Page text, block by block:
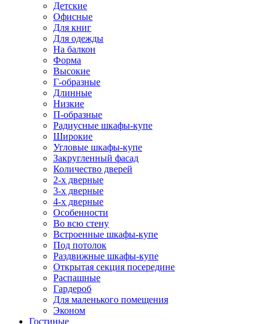
Детские
Офисные
Для книг
Для одежды
На балкон
Форма
Высокие
Г-образные
Длинные
Низкие
П-образные
Радиусные шкафы-купе
Широкие
Угловые шкафы-купе
Закругленный фасад
Количество дверей
2-х дверные
3-х дверные
4-х дверные
Особенности
Во всю стену
Встроенные шкафы-купе
Под потолок
Раздвижные шкафы-купе
Открытая секция посередине
Распашные
Гардероб
Для маленького помещения
Эконом
Гостиные